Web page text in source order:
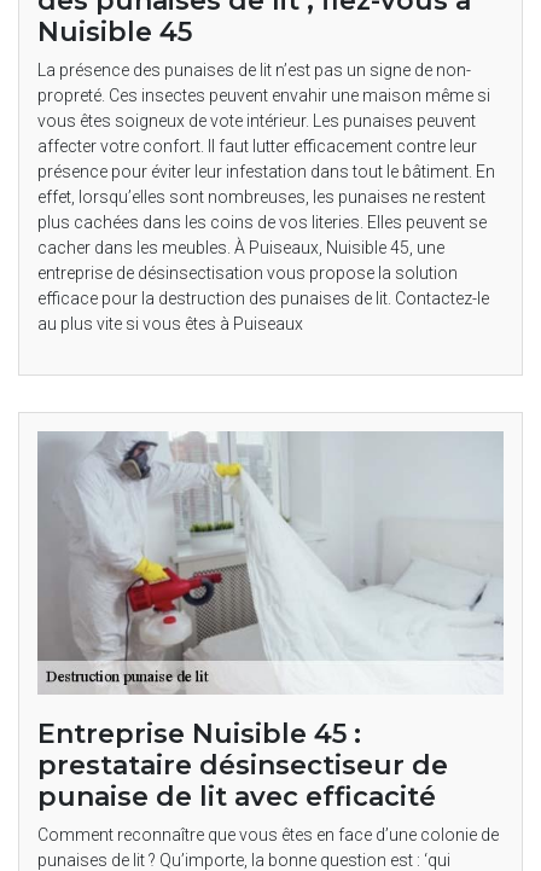
Nuisible 45
La présence des punaises de lit n’est pas un signe de non-
propreté. Ces insectes peuvent envahir une maison même si
vous êtes soigneux de vote intérieur. Les punaises peuvent
affecter votre confort. Il faut lutter efficacement contre leur
présence pour éviter leur infestation dans tout le bâtiment. En
effet, lorsqu’elles sont nombreuses, les punaises ne restent
plus cachées dans les coins de vos literies. Elles peuvent se
cacher dans les meubles. À Puiseaux, Nuisible 45, une
entreprise de désinsectisation vous propose la solution
efficace pour la destruction des punaises de lit. Contactez-le
au plus vite si vous êtes à Puiseaux
Entreprise Nuisible 45 :
prestataire désinsectiseur de
punaise de lit avec efficacité
Comment reconnaître que vous êtes en face d’une colonie de
punaises de lit ? Qu’importe, la bonne question est : ‘qui